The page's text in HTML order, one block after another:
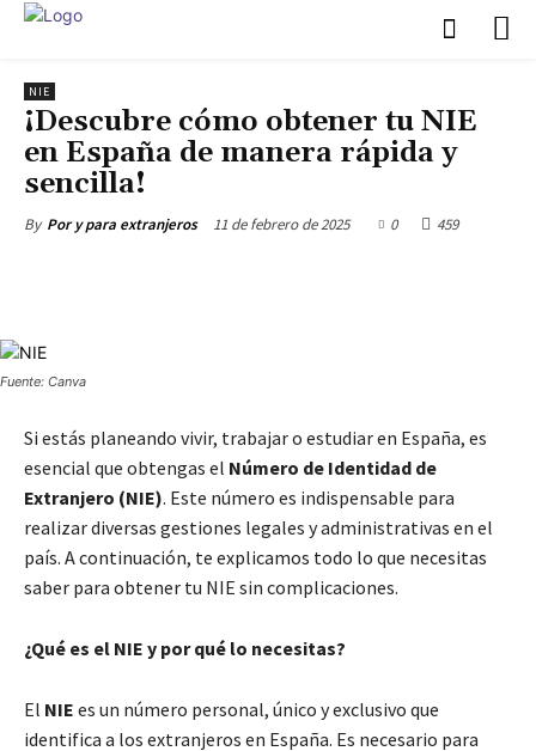
NIE
¡Descubre cómo obtener tu NIE
en España de manera rápida y
sencilla!
By Por y para extranjeros 11 de febrero de 2025 0 459
Fuente: Canva
Si estás planeando vivir, trabajar o estudiar en España, es
esencial que obtengas el Número de Identidad de
Extranjero (NIE). Este número es indispensable para
realizar diversas gestiones legales y administrativas en el
país. A continuación, te explicamos todo lo que necesitas
saber para obtener tu NIE sin complicaciones.
¿Qué es el NIE y por qué lo necesitas?
El NIE es un número personal, único y exclusivo que
identifica a los extranjeros en España. Es necesario para